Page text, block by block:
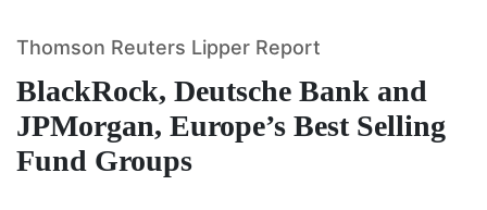
BlackRock, Deutsche Bank and
JPMorgan, Europe’s Best Selling
Fund Groups
Thomson Reuters Lipper Report